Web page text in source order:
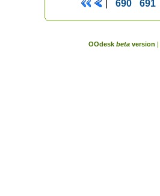
690 691
OOdesk betaversion |